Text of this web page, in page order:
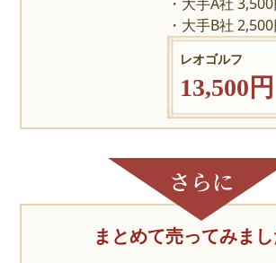
大手B社
レオゴルフ
13,500円
まとめて売ってみまし